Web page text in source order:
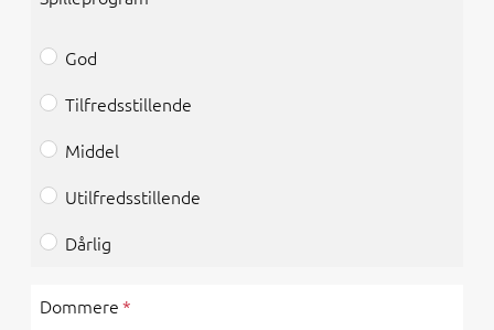
God
Tilfredsstillende
Middel
Utilfredsstillende
Dårlig
Dommere